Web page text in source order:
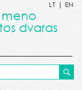
LT | EN
dvaras